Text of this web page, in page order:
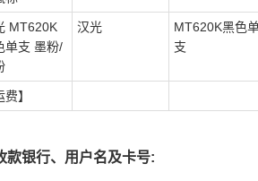
MT620K
单支 墨粉/
汉光
MT620K黑色
支
费】
款银行、用户名及卡号: